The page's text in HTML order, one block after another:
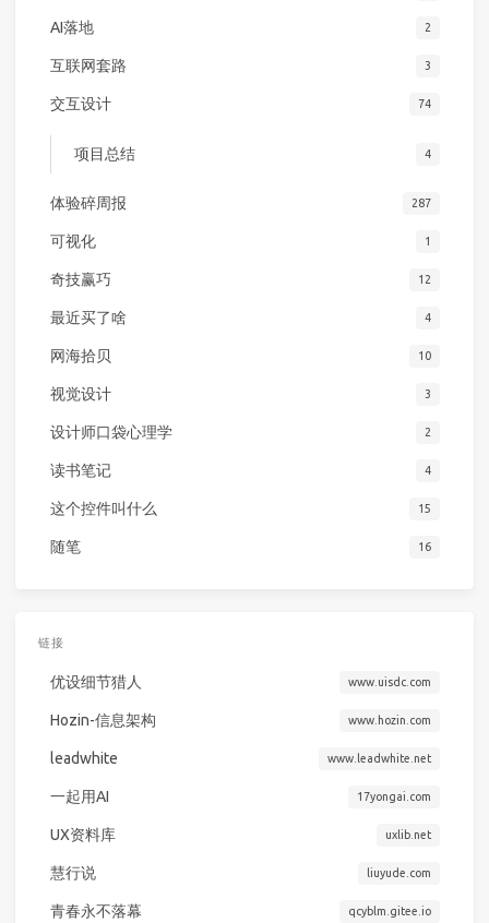
AI落地 2
互联网套路 3
交互设计 74
项目总结 4
体验碎周报 287
可视化 1
奇技赢巧 12
最近买了啥 4
网海拾贝 10
视觉设计 3
设计师口袋心理学 2
读书笔记 4
这个控件叫什么 15
随笔 16
链接
优设细节猎人 www.uisdc.com
Hozin-信息架构 www.hozin.com
leadwhite www.leadwhite.net
一起用AI 17yongai.com
UX资料库 uxlib.net
慧行说 liuyude.com
青春永不落幕 qcyblm.gitee.io